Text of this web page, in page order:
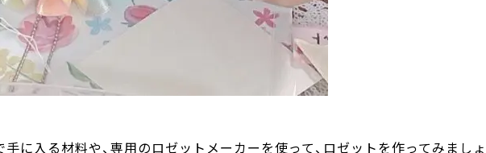
に入る材料や、専用のロゼットメーカーを使って、ロゼットを作ってみましょ